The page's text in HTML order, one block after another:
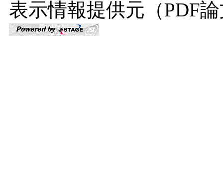
表示情報提供元（PDF